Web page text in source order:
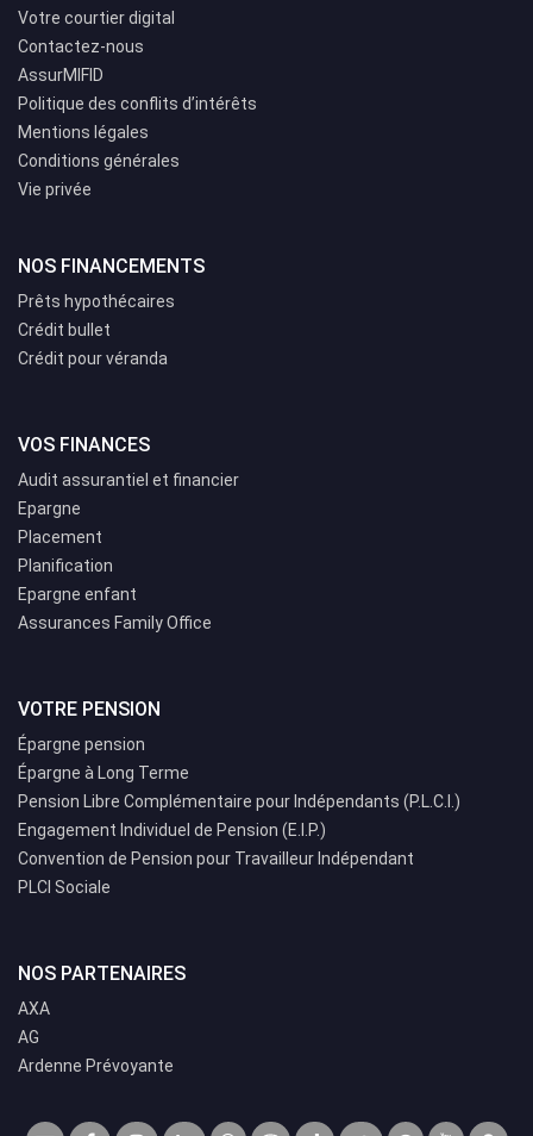
Votre courtier digital
Contactez-nous
AssurMIFID
Politique des conflits d’intérêts
Mentions légales
Conditions générales
Vie privée
NOS FINANCEMENTS
Prêts hypothécaires
Crédit bullet
Crédit pour véranda
VOS FINANCES
Audit assurantiel et financier
Epargne
Placement
Planification
Epargne enfant
Assurances Family Office
VOTRE PENSION
Épargne pension
Épargne à Long Terme
Pension Libre Complémentaire pour Indépendants (P.L.C.I.)
Engagement Individuel de Pension (E.I.P.)
Convention de Pension pour Travailleur Indépendant
PLCI Sociale
NOS PARTENAIRES
AXA
AG
Ardenne Prévoyante